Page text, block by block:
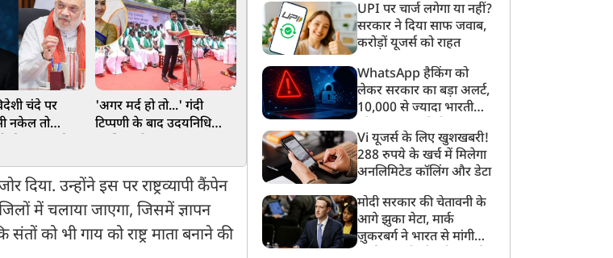
चंदे पर
नकेल तो
FCRA कानून
'अगर मर्द हो तो...' गंदी
टिप्पणी के बाद उदयनिधि
Jharkhand Student
Protest: कंगना ने राहुल पर
साधा निशाना, कहा-हमारे
'जेन-जी' सच में हर तरह की
तकलीफ झेल रहे हैं
कोर कमेटी बनते ही CJP में
के बाहर दो युवाओं ने दिया
धरना, लगाए गंभीर आरोप
दिया. उन्होंने इस पर राष्ट्रव्यापी कैंपेन
में चलाया जाएगा, जिसमें ज्ञापन
को भी गाय को राष्ट्र माता बनाने की
UPI पर चार्ज लगेगा या नहीं?
सरकार ने दिया साफ जवाब,
करोड़ों यूजर्स को राहत
WhatsApp हैकिंग को
लेकर सरकार का बड़ा अलर्ट,
10,000 से ज्यादा भारतीयों
गया
Vi यूजर्स के लिए खुशखबरी!
288 रुपये के खर्च में मिलेगा
अनलिमिटेड कॉलिंग और डेटा
मोदी सरकार की चेतावनी के
आगे झुका मेटा, मार्क
ज़ुकरबर्ग ने भारत से मांगी